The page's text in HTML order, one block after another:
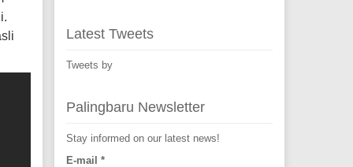
Latest Tweets
Tweets by
Palingbaru Newsletter
Stay informed on our latest news!
E-mail *